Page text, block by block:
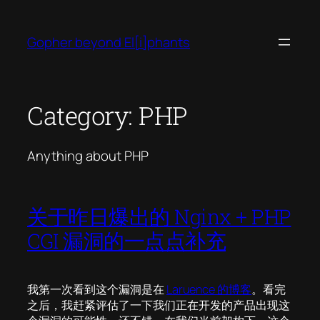
content
Gopher beyond El[i]phants
Category: PHP
Anything about PHP
关于昨日爆出的 Nginx + PHP
CGI 漏洞的一点点补充
我第一次看到这个漏洞是在 Laruence 的博客。看完
之后，我赶紧评估了一下我们正在开发的产品出现这